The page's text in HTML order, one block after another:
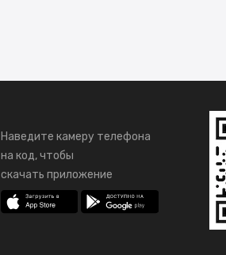
Наведите камеру телефона
на код, чтобы
скачать приложение